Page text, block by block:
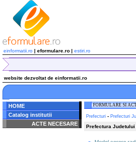
einformatii.ro | eformulare.ro | estiri.ro
website dezvoltat de einformatii.ro
HOME
Catalog institutii
ACTE NECESARE
FORMULARE SI
Prefecturi - Prefecturi
Prefectura Judetului